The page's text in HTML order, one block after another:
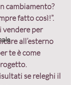
cambiamento?
fatto così!”.
vendere per
all’esterno
te è come
.
se releghi il